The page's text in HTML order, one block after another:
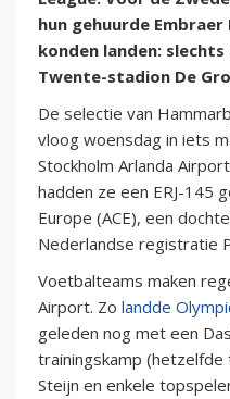
hun gehuurde
konden landen:
Twente-stadion De
De selectie van
vloog woensdag in iets
Stockholm Arlanda
hadden ze een ERJ-145
Europe (ACE), een
Nederlandse registratie
Voetbalteams maken
Airport. Zo landde
geleden nog met een
trainingskamp
Steijn en enkele